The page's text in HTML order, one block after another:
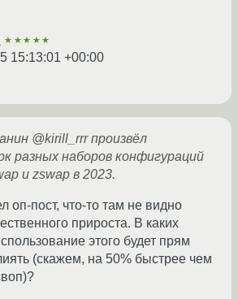
★★★★★
15:13:01 +00:00
@kirill_rrr произвёл
разных наборов конфигураций
и zswap в 2023.
оп-пост, что-то там не видно
прироста. В каких
этого будет прям
(скажем, на 50% быстрее чем